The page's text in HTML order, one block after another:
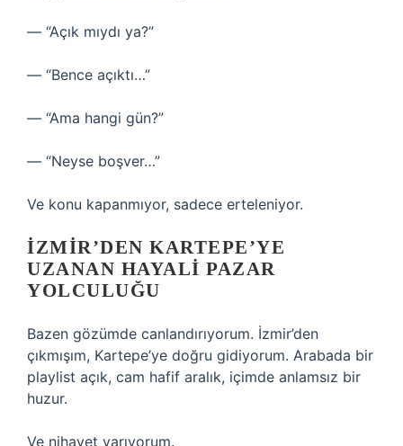
— “Açık mıydı ya?”
— “Bence açıktı…”
— “Ama hangi gün?”
— “Neyse boşver…”
Ve konu kapanmıyor, sadece erteleniyor.
İZMIR’DEN KARTEPE’YE
UZANAN HAYALI PAZAR
YOLCULUĞU
Bazen gözümde canlandırıyorum. İzmir’den
çıkmışım, Kartepe’ye doğru gidiyorum. Arabada bir
playlist açık, cam hafif aralık, içimde anlamsız bir
huzur.
Ve nihayet varıyorum.